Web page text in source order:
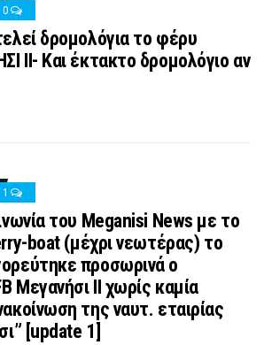
0
δρομολόγια το φέρυ
ΙΙ- Και έκτακτο δρομολόγιο αν
1
του Μeganisi Νews με το
boat (μέχρι νεωτέρας) το
προσωρινά ο
Μεγανήσι ΙΙ χωρίς καμία
της ναυτ. εταιρίας
[update 1]